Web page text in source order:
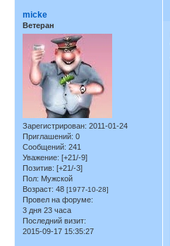
micke
Ветеран
Зарегистрирован: 2011-01-24
Приглашений: 0
Сообщений: 241
Уважение: [+21/-9]
Позитив: [+21/-3]
Пол: Мужской
Возраст: 48 [1977-10-28]
Провел на форуме:
3 дня 23 часа
Последний визит:
2015-09-17 15:35:27